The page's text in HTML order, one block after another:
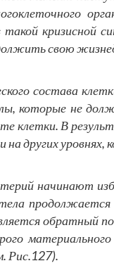
кризисной
свою
состава
которые не
В
на других
начинают
обратный
Рис.127).